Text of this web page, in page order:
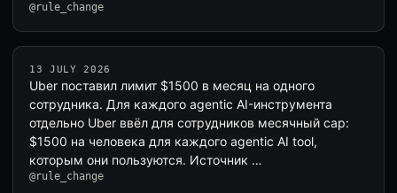
@rule_change
13 JULY 2026
Uber поставил лимит $1500 в месяц на одного
сотрудника. Для каждого agentic AI-инструмента
отдельно Uber ввёл для сотрудников месячный cap:
$1500 на человека для каждого agentic AI tool,
которым они пользуются. Источник …
@rule_change